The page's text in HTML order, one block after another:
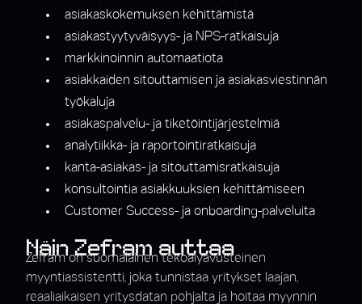
asiakaskokemuksen kehittämistä
asiakastyytyväisyys- ja NPS-ratkaisuja
markkinoinnin automaatiota
asiakkaiden sitouttamisen ja asiakasviestinnän
työkaluja
asiakaspalvelu- ja tiketöintijärjestelmiä
analytiikka- ja raportointiratkaisuja
kanta-asiakas- ja sitouttamisratkaisuja
konsultointia asiakkuuksien kehittämiseen
Customer Success- ja onboarding-palveluita
Näin Zefram auttaa
Zefram on suomalainen tekoälyavusteinen
myyntiassistentti, joka tunnistaa yritykset laajan,
reaaliaikaisen yritysdatan pohjalta ja hoitaa myynnin